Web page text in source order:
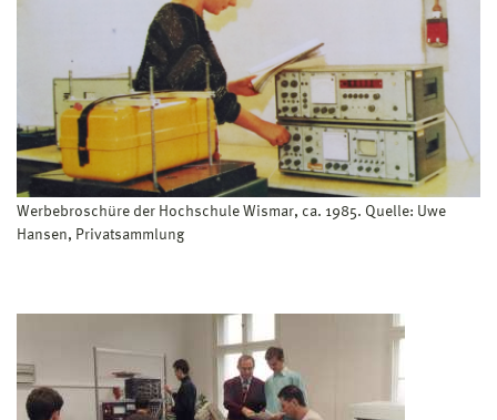
Werbebroschüre der Hochschule Wismar, ca. 1985. Quelle: Uwe
Hansen, Privatsammlung